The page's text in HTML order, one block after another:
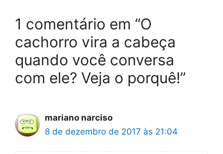
1 comentário em “O
cachorro vira a cabeça
quando você conversa
com ele? Veja o porquê!”
mariano narciso
8 de dezembro de 2017 às 21:04